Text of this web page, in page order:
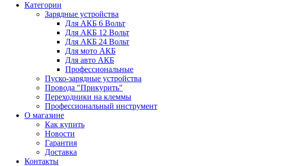
Категории
Зарядные устройства
Для АКБ 6 Вольт
Для АКБ 12 Вольт
Для АКБ 24 Вольт
Для мото АКБ
Для авто АКБ
Профессиональные
Пуско-зарядные устройства
Провода "Прикурить"
Переходники на клеммы
Профессиональный инструмент
О магазине
Как купить
Новости
Гарантия
Доставка
Контакты